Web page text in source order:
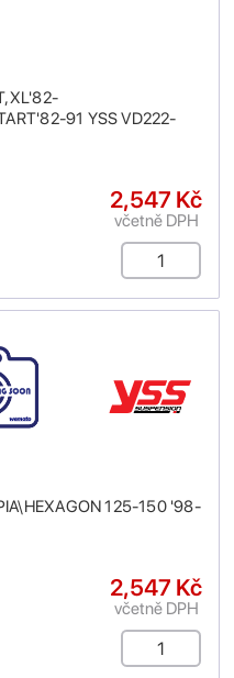
91 YSS VD222-
2,547 Kč
včetně DPH
125-150 '98-
2,547 Kč
včetně DPH